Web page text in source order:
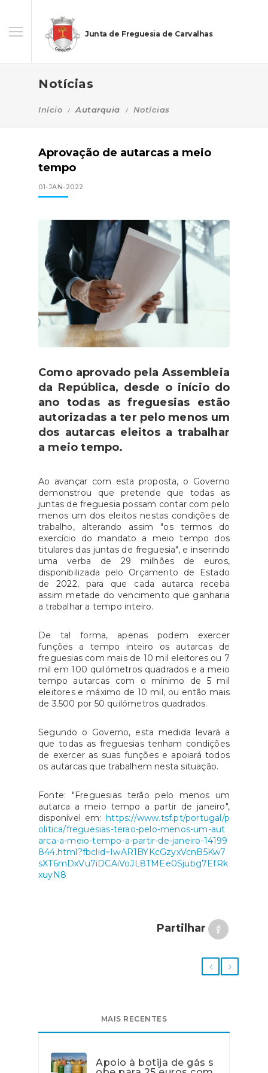
Junta de Freguesia de Carvalhas
Notícias
Início Autarquia Notícias
Aprovação de autarcas a meio
tempo
01-JAN-2022
Como aprovado pela Assembleia
da República, desde o início do
ano todas as freguesias estão
autorizadas a ter pelo menos um
dos autarcas eleitos a trabalhar
a meio tempo.
Ao avançar com esta proposta, o Governo
demonstrou que pretende que todas as
juntas de freguesia possam contar com pelo
menos um dos eleitos nestas condições de
trabalho, alterando assim "os termos do
exercício do mandato a meio tempo dos
titulares das juntas de freguesia", e inserindo
uma verba de 29 milhões de euros,
disponibilizada pelo Orçamento de Estado
de 2022, para que cada autarca receba
assim metade do vencimento que ganharia
a trabalhar a tempo inteiro.
De tal forma, apenas podem exercer
funções a tempo inteiro os autarcas de
freguesias com mais de 10 mil eleitores ou 7
mil em 100 quilómetros quadrados e a meio
tempo autarcas com o mínimo de 5 mil
eleitores e máximo de 10 mil, ou então mais
de 3.500 por 50 quilómetros quadrados.
Segundo o Governo, esta medida levará a
que todas as freguesias tenham condições
de exercer as suas funções e apoiará todos
os autarcas que trabalhem nesta situação.
Fonte: "Freguesias terão pelo menos um
autarca a meio tempo a partir de janeiro",
disponível em: https://www.tsf.pt/portugal/p
olitica/freguesias-terao-pelo-menos-um-aut
arca-a-meio-tempo-a-partir-de-janeiro-14199
844.html?fbclid=IwAR1BYKcGzyxVcnB5Kw7
sXT6mDxVu7iDCAiVoJL8TMEe0Sjubg7EfRk
xuyN8
Partilhar
MAIS RECENTES
Apoio à botija de gás s